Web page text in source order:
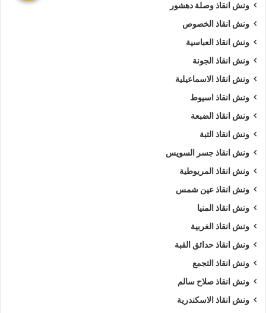
ونش انقاذ وصلة دهشور
ونش انقاذ الخصوص
ونش انقاذ العباسية
ونش انقاذ الجونة
ونش انقاذ الاسماعيلية
ونش انقاذ اسيوط
ونش انقاذ الضبعة
ونش انقاذ التبة
ونش انقاذ جسر السويس
ونش انقاذ المريوطية
ونش انقاذ عين شمس
ونش انقاذ المنيا
ونش انقاذ الغربية
ونش انقاذ حدائق القبة
ونش انقاذ التجمع
ونش انقاذ صلاح سالم
ونش انقاذ الاسكندرية